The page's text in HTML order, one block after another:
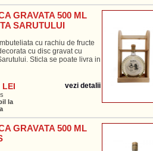
GRAVATA 500 ML
SARUTULUI
cu rachiu de fructe
cu disc gravat cu
Sticla se poate livra in
LEI
la
vezi detalii
GRAVATA 500 ML